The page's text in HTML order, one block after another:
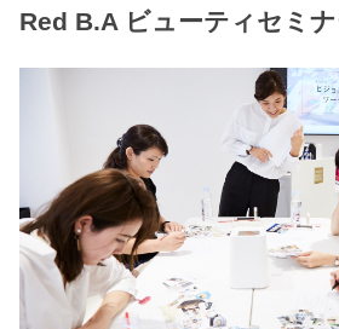
Red B.A ビューティセミ